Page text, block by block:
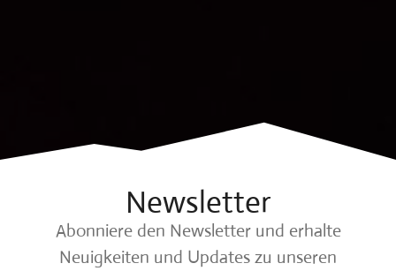
Newsletter
Abonniere den Newsletter und erhalte
Neuigkeiten und Updates zu unseren